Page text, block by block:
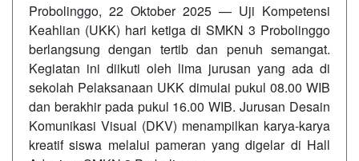
Probolinggo, 22 Oktober 2025 — Uji Kompetensi
Keahlian (UKK) hari ketiga di SMKN 3 Probolinggo
berlangsung dengan tertib dan penuh semangat.
Kegiatan ini diikuti oleh lima jurusan yang ada di
sekolah Pelaksanaan UKK dimulai pukul 08.00 WIB
dan berakhir pada pukul 16.00 WIB. Jurusan Desain
Komunikasi Visual (DKV) menampilkan karya-karya
kreatif siswa melalui pameran yang digelar di Hall